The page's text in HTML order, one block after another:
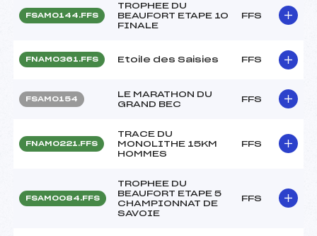
FSAM0144.FFS
TROPHEE DU
BEAUFORT ETAPE 10
FINALE
FFS
FNAM0361.FFS Etoile des Saisies FFS
FSAM0154
LE MARATHON DU
GRAND BEC
FFS
FNAM0221.FFS
TRACE DU
MONOLITHE 15KM
HOMMES
FFS
FSAM0084.FFS
TROPHEE DU
BEAUFORT ETAPE 5
CHAMPIONNAT DE
SAVOIE
FFS